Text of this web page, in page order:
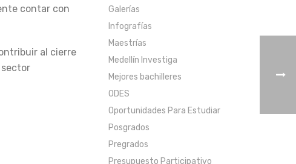
contar con
al cierre
sector
Galerías
Infografías
Maestrías
Medellín Investiga
Mejores bachilleres
ODES
Oportunidades Para Estudiar
Posgrados
Pregrados
Presupuesto Participativo